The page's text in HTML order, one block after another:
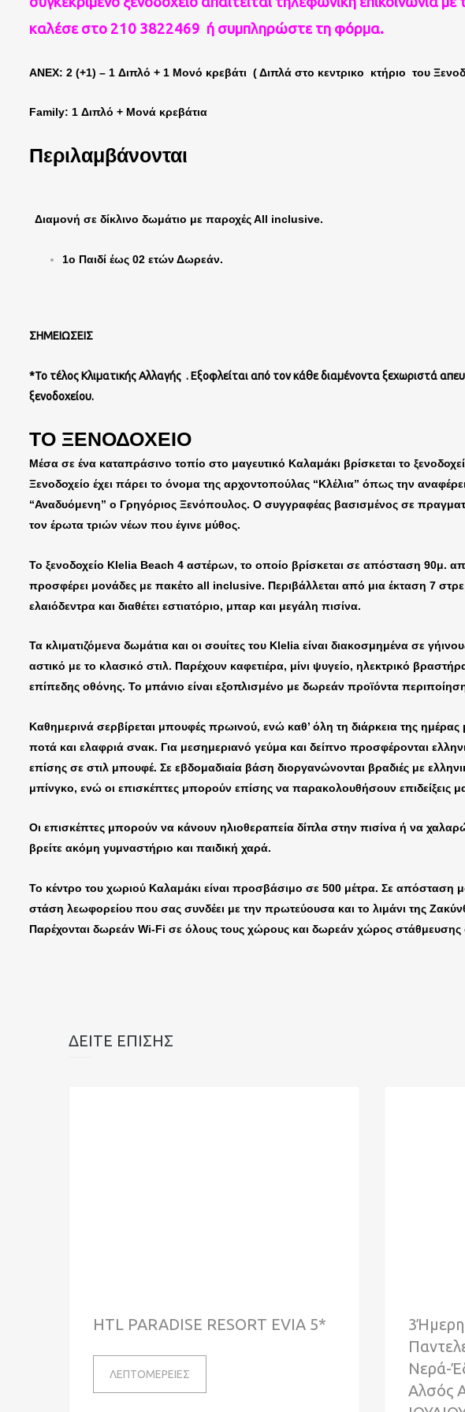
καλέσε στο 210 3822469 ή συμπληρώστε τη φόρμα.
ANEX: 2 (+1) – 1 Διπλό + 1 Μονό κρεβάτι ( Διπλά στο κεντρικο κτήριο του
Family: 1 Διπλό + Μονά κρεβάτια
Περιλαμβάνονται
Διαμονή σε δίκλινο δωμάτιο με παροχές Αll inclusive.
1ο Παιδί έως 02 ετών Δωρεάν.
ΣΗΜΕΙΩΣΕΙΣ
*Το τέλος Κλιματικής Αλλαγής . Eξοφλείται από τον κάθε διαμένοντα ξεχωριστά
ξενοδοχείου.
ΤΟ ΞΕΝΟΔΟΧΕΙΟ
Μέσα σε ένα καταπράσινο τοπίο στο μαγευτικό Καλαμάκι βρίσκεται το
Ξενοδοχείο έχει πάρει το όνομα της αρχοντοπούλας “Κλέλια” όπως την
“Αναδυόμενη” ο Γρηγόριος Ξενόπουλος. Ο συγγραφέας βασισμένος σε
τον έρωτα τριών νέων που έγινε μύθος.
Το ξενοδοχείο Klelia Beach 4 αστέρων, το οποίο βρίσκεται σε απόσταση 90μ.
προσφέρει μονάδες με πακέτο all inclusive. Περιβάλλεται από μια έκταση 7
ελαιόδεντρα και διαθέτει εστιατόριο, μπαρ και μεγάλη πισίνα.
Τα κλιματιζόμενα δωμάτια και οι σουίτες του Klelia είναι διακοσμημένα σε
αστικό με το κλασικό στιλ. Παρέχουν καφετιέρα, μίνι ψυγείο, ηλεκτρικό
επίπεδης οθόνης. Το μπάνιο είναι εξοπλισμένο με δωρεάν προϊόντα
Καθημερινά σερβίρεται μπουφές πρωινού, ενώ καθ’ όλη τη διάρκεια της
ποτά και ελαφριά σνακ. Για μεσημεριανό γεύμα και δείπνο προσφέρονται
επίσης σε στιλ μπουφέ. Σε εβδομαδιαία βάση διοργανώνονται βραδιές με
μπίνγκο, ενώ οι επισκέπτες μπορούν επίσης να παρακολουθήσουν επιδείξεις
Οι επισκέπτες μπορούν να κάνουν ηλιοθεραπεία δίπλα στην πισίνα ή να
βρείτε ακόμη γυμναστήριο και παιδική χαρά.
Το κέντρο του χωριού Καλαμάκι είναι προσβάσιμο σε 500 μέτρα. Σε απόσταση
στάση λεωφορείου που σας συνδέει με την πρωτεύουσα και το λιμάνι της
Παρέχονται δωρεάν Wi-Fi σε όλους τους χώρους και δωρεάν χώρος στάθμευσης
ΔΕΙΤΕ ΕΠΙΣΗΣ
HTL PARADISE RESORT EVIA 5*
ΛΕΠΤΟΜΕΡΕΙΕΣ
Νερά-
Αλσός